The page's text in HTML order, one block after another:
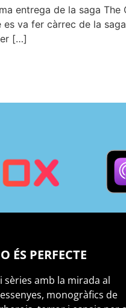
entrega de la saga The
es va fer càrrec de la
[…]
ÉS PERFECTE
sèries amb la mirada al
monogràfics de